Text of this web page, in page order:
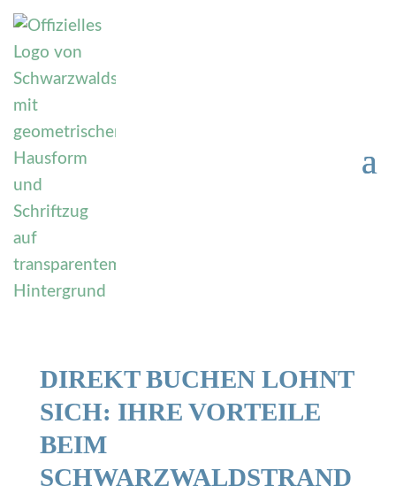
DIREKT BUCHEN LOHNT
SICH: IHRE VORTEILE
BEIM
SCHWARZWALDSTRAND